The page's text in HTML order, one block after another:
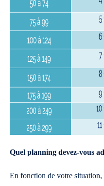
Quel planning devez-vous
En fonction de votre situation,